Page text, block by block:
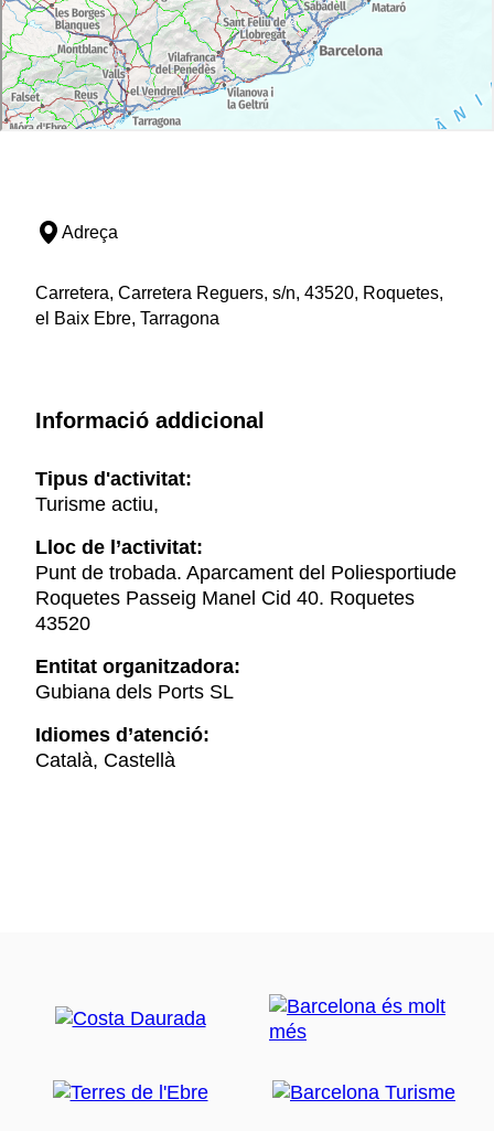
Adreça
Carretera, Carretera Reguers, s/n, 43520, Roquetes,
el Baix Ebre, Tarragona
Informació addicional
Tipus d'activitat:
Turisme actiu,
Lloc de l’activitat:
Punt de trobada. Aparcament del Poliesportiude
Roquetes Passeig Manel Cid 40. Roquetes
43520
Entitat organitzadora:
Gubiana dels Ports SL
Idiomes d’atenció:
Català, Castellà